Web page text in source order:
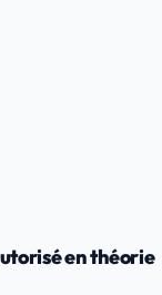
en théorie